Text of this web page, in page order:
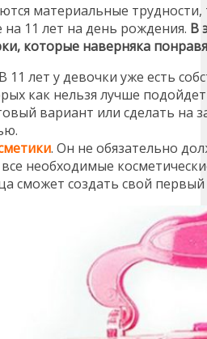
материальные трудности,
11 лет на день рождения. В
которые наверняка
11 лет у девочки уже есть
как нельзя лучше
вариант или сделать на
. Он не обязательно
необходимые
сможет создать свой